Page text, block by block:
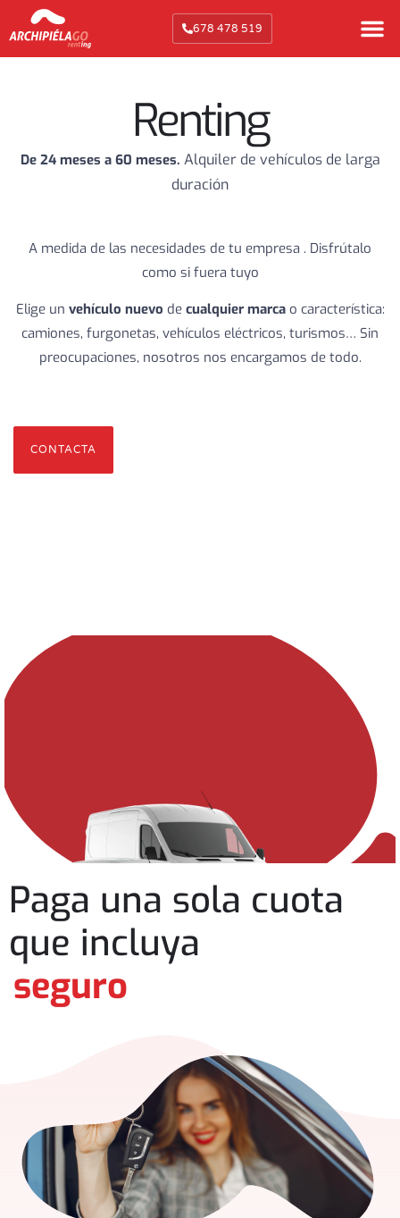
678 478 519
Renting
De 24 meses a 60 meses. Alquiler de vehículos de larga
duración
A medida de las necesidades de tu empresa . Disfrútalo
como si fuera tuyo
Elige un vehículo nuevo de cualquier marcao característica:
camiones, furgonetas, vehículos eléctricos, turismos… Sin
preocupaciones, nosotros nos encargamos de todo.
CONTACTA
Paga una sola cuota
que incluya
seguro